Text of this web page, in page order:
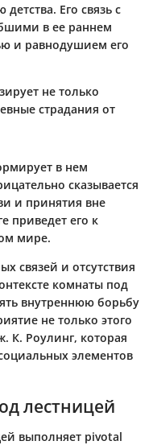
Его связь с
в ее раннем
и равнодушием его
не только
страдания от
в нем
сказывается
и принятия вне
приведет его к
мире.
связей и отсутствия
комнаты под
внутреннюю борьбу
не только этого
К. Роулинг, которая
элементов
лестницей
выполняет pivotal